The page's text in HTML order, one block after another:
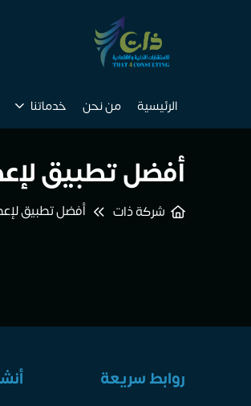
الرئيسية من نحن خدماتنا
أفضل تطبيق
شركة ذات أفضل تطبيق
روابط سريعة